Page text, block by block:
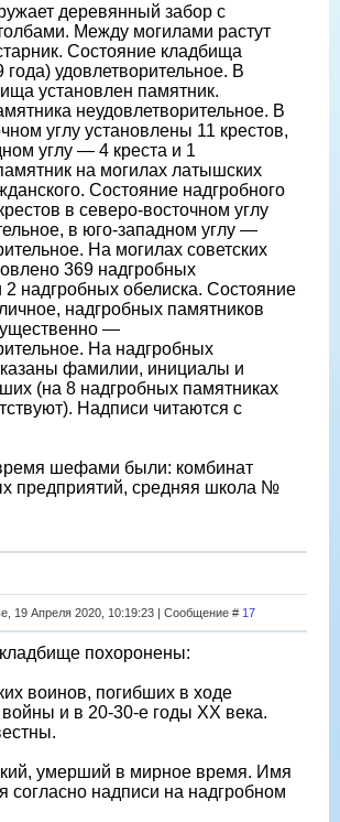
деревянный забор с
Между могилами растут
Состояние кладбища
года) удовлетворительное. В
установлен памятник.
неудовлетворительное. В
углу установлены 11 крестов,
углу — 4 креста и 1
на могилах латышских
Состояние надгробного
в северо-восточном углу
в юго-западном углу —
На могилах советских
369 надгробных
2 надгробных обелиска. Состояние
надгробных памятников
—
На надгробных
фамилии, инициалы и
(на 8 надгробных памятниках
Надписи читаются с
шефами были: комбинат
предприятий, средняя школа №
19 Апреля 2020, 10:19:23 | Сообщение # 17
похоронены:
воинов, погибших в ходе
войны и в 20-30-е годы ХХ века.
умерший в мирное время. Имя
согласно надписи на надгробном